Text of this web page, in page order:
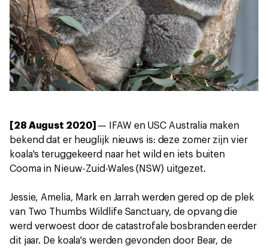
[28 August 2020] — IFAW en USC Australia maken
bekend dat er heuglijk nieuws is: deze zomer zijn vier
koala's teruggekeerd naar het wild en iets buiten
Cooma in Nieuw-Zuid-Wales (NSW) uitgezet.
Jessie, Amelia, Mark en Jarrah werden gered op de plek
van Two Thumbs Wildlife Sanctuary, de opvang die
werd verwoest door de catastrofale bosbranden eerder
dit jaar. De koala's werden gevonden door Bear, de